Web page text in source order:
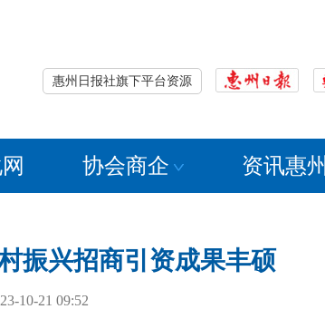
惠州日报社旗下平台资源
协会商企 资讯惠州
振兴招商引资成果丰硕
21 09:52